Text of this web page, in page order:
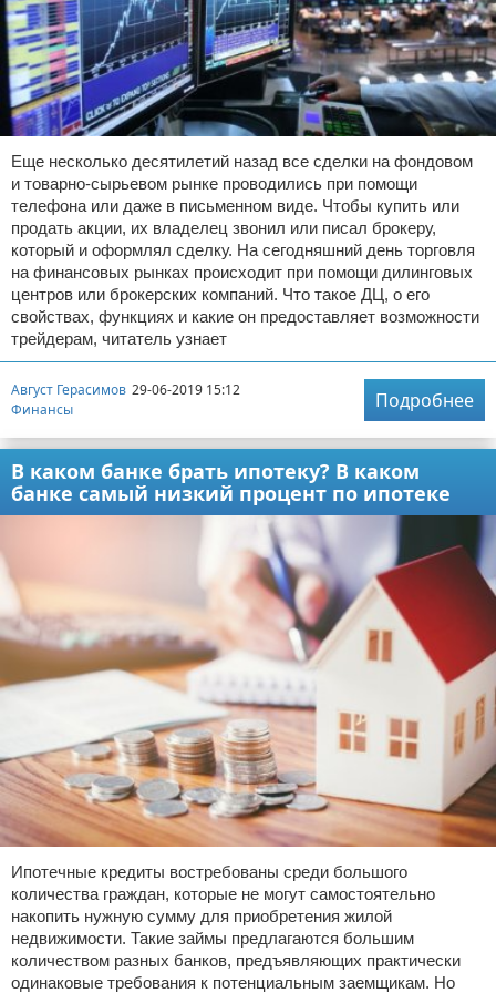
Еще несколько десятилетий назад все сделки на фондовом
и товарно-сырьевом рынке проводились при помощи
телефона или даже в письменном виде. Чтобы купить или
продать акции, их владелец звонил или писал брокеру,
который и оформлял сделку. На сегодняшний день торговля
на финансовых рынках происходит при помощи дилинговых
центров или брокерских компаний. Что такое ДЦ, о его
свойствах, функциях и какие он предоставляет возможности
трейдерам, читатель узнает
Август Герасимов 29-06-2019 15:12
Финансы
Подробнее
В каком банке брать ипотеку? В каком
банке самый низкий процент по ипотеке
Ипотечные кредиты востребованы среди большого
количества граждан, которые не могут самостоятельно
накопить нужную сумму для приобретения жилой
недвижимости. Такие займы предлагаются большим
количеством разных банков, предъявляющих практически
одинаковые требования к потенциальным заемщикам. Но